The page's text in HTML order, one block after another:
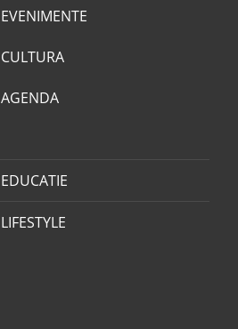
EVENIMENTE
CULTURA
AGENDA
EDUCATIE
LIFESTYLE